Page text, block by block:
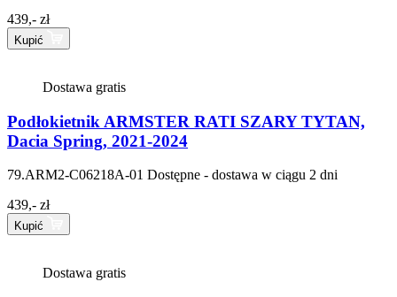
439,- zł
Kupić
Dostawa gratis
Podłokietnik ARMSTER RATI SZARY TYTAN,
Dacia Spring, 2021-2024
79.ARM2-C06218A-01 Dostępne - dostawa w ciągu 2 dni
439,- zł
Kupić
Dostawa gratis